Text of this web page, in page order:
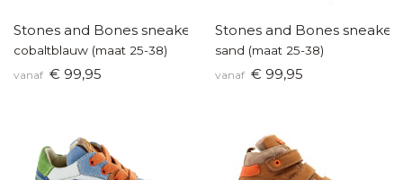
Stones and Bones sneakers
cobaltblauw (maat 25-38)
vanaf € 99,95
Stones and Bones sneakers
sand (maat 25-38)
vanaf € 99,95